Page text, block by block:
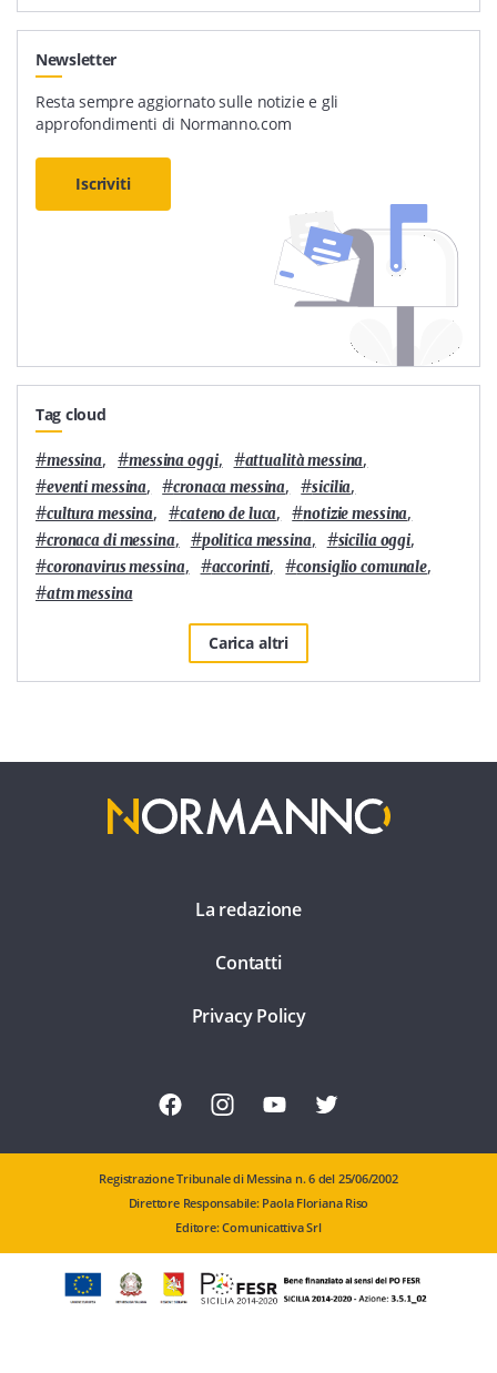
Newsletter
Resta sempre aggiornato sulle notizie e gli
approfondimenti di Normanno.com
Iscriviti
Tag cloud
#messina, #messina oggi, #attualità messina,
#eventi messina, #cronaca messina, #sicilia,
#cultura messina, #cateno de luca, #notizie messina,
#cronaca di messina, #politica messina, #sicilia oggi,
#coronavirus messina, #accorinti, #consiglio comunale,
#atm messina
Carica altri
La redazione
Contatti
Privacy Policy
Registrazione Tribunale di Messina n. 6 del 25/06/2002
Direttore Responsabile: Paola Floriana Riso
Editore: Comunicattiva Srl